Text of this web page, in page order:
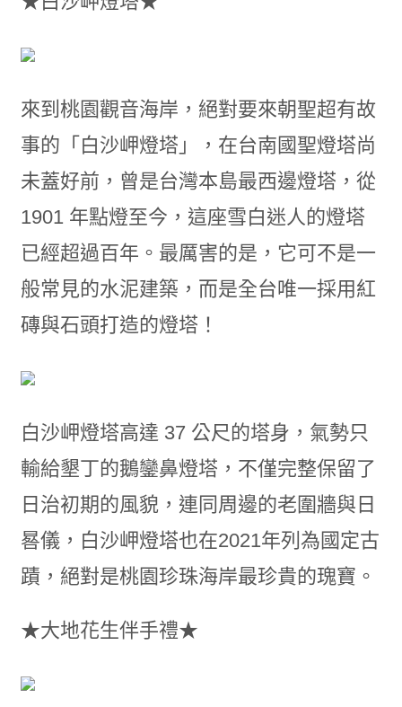
來到桃園觀音海岸，絕對要來朝聖超有故
事的「白沙岬燈塔」，在台南國聖燈塔尚
未蓋好前，曾是台灣本島最西邊燈塔，從
1901 年點燈至今，這座雪白迷人的燈塔
已經超過百年。最厲害的是，它可不是一
般常見的水泥建築，而是全台唯一採用紅
磚與石頭打造的燈塔！
白沙岬燈塔高達 37 公尺的塔身，氣勢只
輸給墾丁的鵝鑾鼻燈塔，不僅完整保留了
日治初期的風貌，連同周邊的老圍牆與日
晷儀，白沙岬燈塔也在2021年列為國定古
蹟，絕對是桃園珍珠海岸最珍貴的瑰寶。
★大地花生伴手禮★